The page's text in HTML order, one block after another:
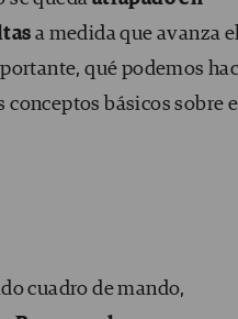
a medida que avanza
qué podemos
básicos sobre
cuadro de mando,